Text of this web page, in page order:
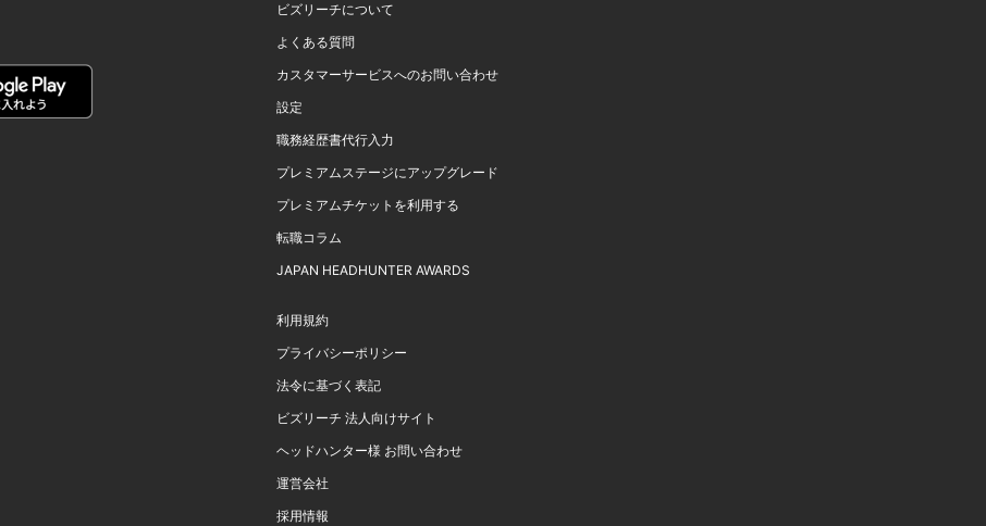
ビズリーチについて
よくある質問
カスタマーサービスへのお問い合わせ
設定
職務経歴書代行入力
プレミアムステージにアップグレード
プレミアムチケットを利用する
転職コラム
JAPAN HEADHUNTER AWARDS
利用規約
プライバシーポリシー
法令に基づく表記
ビズリーチ 法人向けサイト
ヘッドハンター様 お問い合わせ
運営会社
採用情報